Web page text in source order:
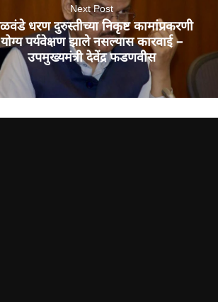
Next Post
धरण दुरुस्तीच्या निकृष्ट कामांप्रकरणी
योग्य पर्यवेक्षण झाले नसल्यास कारवाई –
उपमुख्यमंत्री देवेंद्र फडणवीस